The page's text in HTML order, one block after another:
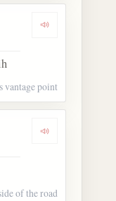
Dengarkan
vantage point
Dengarkan
of the road